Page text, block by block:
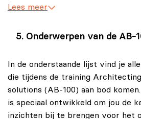
Het evalueren van zakelijke
Het succesvol implementeren
ecosysteem.
Bekendheid met
oplossingsarchitecturen.
zakelijke omgeving, zoals
Platform, Dataverse,
Copilot Studio en Azure AI.
Basiskennis van cloud
Cloud Adoption Framework.
Lees meer
Onderwerpen van de AB-
In de onderstaande lijst vind je
die tijdens de training
solutions (AB-100) aan bod
is speciaal ontwikkeld om jou de
inzichten bij te brengen voor het